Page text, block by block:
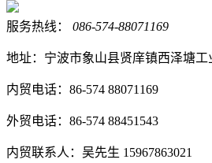
服务热线： 086-574-88071169
地址：宁波市象山县贤庠镇西泽塘工
内贸电话：86-574 88071169
外贸电话：86-574 88451543
内贸联系人：吴先生 15967863021